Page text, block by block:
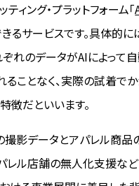
ティング・プラットフォーム「
るサービスです。具体的
ぞれのデータがAIによって
ることなく、実際の試着で
徴だといいます。
撮影データとアパレル商
レル店舗の無人化支援な